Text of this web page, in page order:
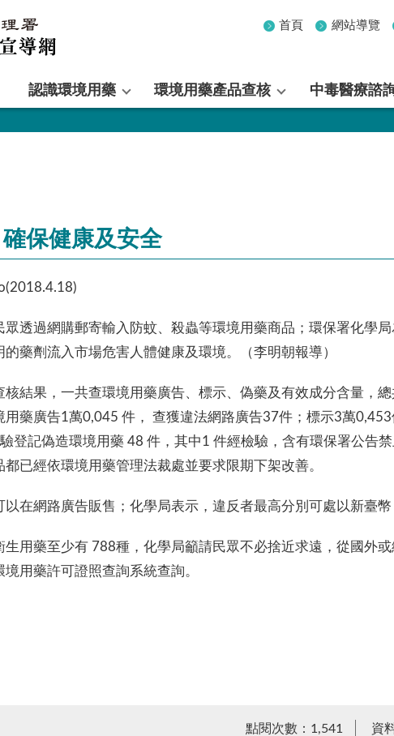
首頁 網站導覽
認識環境用藥 環境用藥產品查核 中毒醫療諮
保健康及安全
透過網購郵寄輸入防蚊、殺蟲等環境用藥商品；環保署化學
藥劑流入市場危害人體健康及環境。（李明朝報導）
結果，一共查環境用藥廣告、標示、偽藥及有效成分含量，
藥廣告1萬0,045 件， 查獲違法網路廣告37件；標示3萬
登記偽造環境用藥 48 件，其中1 件經檢驗，含有環保署公告
已經依環境用藥管理法裁處並要求限期下架改善。
在網路廣告販售；化學局表示，違反者最高分別可處以新臺幣
用藥至少有 788種，化學局籲請民眾不必捨近求遠，從國外
用藥許可證照查詢系統查詢。
點閱次數：1,541 資